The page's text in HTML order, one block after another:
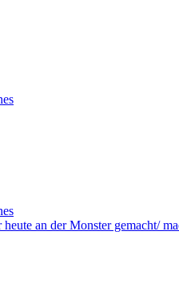
an der Monster gemacht/